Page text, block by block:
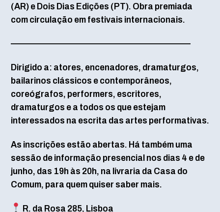
(AR) e Dois Dias Edições (PT). Obra premiada
com circulação em festivais internacionais.
—————————————————————–
Dirigido a: atores, encenadores, dramaturgos,
bailarinos clássicos e contemporâneos,
coreógrafos, performers, escritores,
dramaturgos e a todos os que estejam
interessados na escrita das artes performativas.
As inscrições estão abertas. Há também uma
sessão de informação presencial nos dias 4 e de
junho, das 19h às 20h, na livraria da Casa do
Comum, para quem quiser saber mais.
R. da Rosa 285, Lisboa